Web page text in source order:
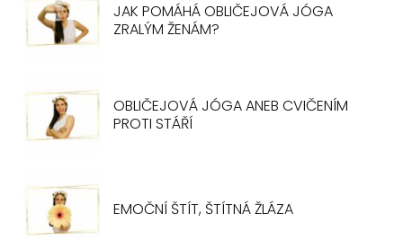
JAK POMÁHÁ OBLIČEJOVÁ JÓGA
ZRALÝM ŽENÁM?
OBLIČEJOVÁ JÓGA ANEB CVIČENÍM
PROTI STÁŘÍ
EMOČNÍ ŠTÍT, ŠTÍTNÁ ŽLÁZA